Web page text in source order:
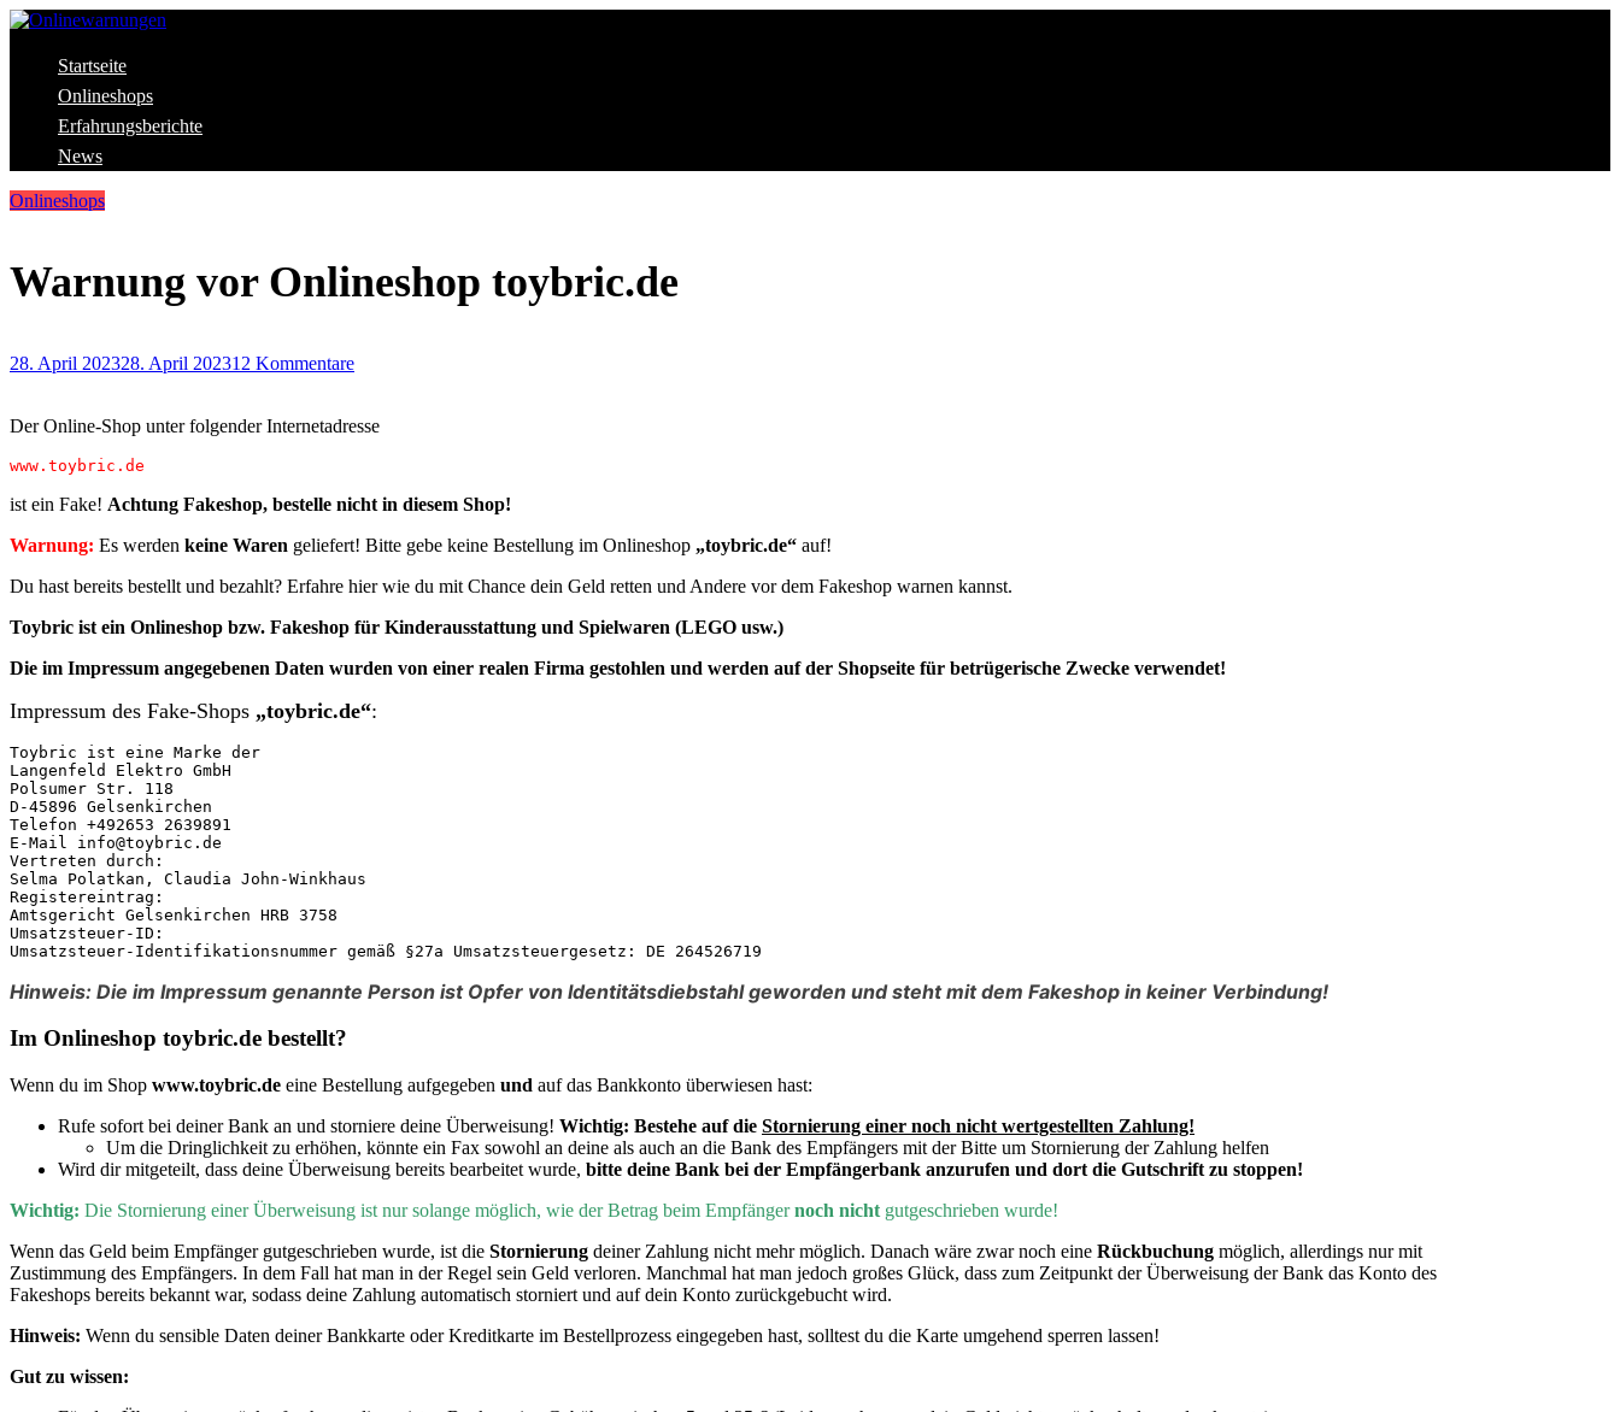
Skip
content
Onlinewarnungen
Aktuelle Warnungen vor Gefahren im Internet
Startseite
Onlineshops
Erfahrungsberichte
News
Onlineshops
Warnung vor Onlineshop toybric.de
28. April 202328. April 202312 Kommentare
Der Online-Shop unter folgender Internetadresse
www.toybric.de
ist ein Fake! Achtung Fakeshop, bestelle nicht in diesem Shop!
Warnung: Es werden keine Waren geliefert! Bitte gebe keine Bestellung im Onlineshop „toybric.de“ auf!
Du hast bereits bestellt und bezahlt? Erfahre hier wie du mit Chance dein Geld retten und Andere vor dem Fakeshop warnen kannst.
Toybric ist ein Onlineshop bzw. Fakeshop für Kinderausstattung und Spielwaren (LEGO usw.)
Die im Impressum angegebenen Daten wurden von einer realen Firma gestohlen und werden auf der Shopseite für betrügerische Zwecke verwendet!
Impressum des Fake-Shops „toybric.de“:
Toybric ist eine Marke der
Langenfeld Elektro GmbH
Polsumer Str. 118
D-45896 Gelsenkirchen
Telefon +492653 2639891
E-Mail info@toybric.de
Vertreten durch:
Selma Polatkan, Claudia John-Winkhaus
Registereintrag:
Amtsgericht Gelsenkirchen HRB 3758
Umsatzsteuer-ID:
Umsatzsteuer-Identifikationsnummer gemäß §27a Umsatzsteuergesetz: DE 264526719
Hinweis: Die im Impressum genannte Person ist Opfer von Identitätsdiebstahl geworden und steht mit dem Fakeshop in keiner Verbindung!
Im Onlineshop toybric.de bestellt?
Wenn du im Shop www.toybric.de eine Bestellung aufgegeben und auf das Bankkonto überwiesen hast:
Rufe sofort bei deiner Bank an und storniere deine Überweisung! Wichtig: Bestehe auf die Stornierung einer noch nicht wertgestellten Zahlung!
Um die Dringlichkeit zu erhöhen, könnte ein Fax sowohl an deine als auch an die Bank des Empfängers mit der Bitte um Stornierung der Zahlung helfen
Wird dir mitgeteilt, dass deine Überweisung bereits bearbeitet wurde, bitte deine Bank bei der Empfängerbank anzurufen und dort die Gutschrift zu stoppen!
Wichtig: Die Stornierung einer Überweisung ist nur solange möglich, wie der Betrag beim Empfängernoch nicht gutgeschrieben wurde!
Wenn das Geld beim Empfänger gutgeschrieben wurde, ist die Stornierung deiner Zahlung nicht mehr möglich. Danach wäre zwar noch eine Rückbuchung möglich, allerdings nur mit
Zustimmung des Empfängers. In dem Fall hat man in der Regel sein Geld verloren. Manchmal hat man jedoch großes Glück, dass zum Zeitpunkt der Überweisung der Bank das Konto des
Fakeshops bereits bekannt war, sodass deine Zahlung automatisch storniert und auf dein Konto zurückgebucht wird.
Hinweis: Wenn du sensible Daten deiner Bankkarte oder Kreditkarte im Bestellprozess eingegeben hast, solltest du die Karte umgehend sperren lassen!
Gut zu wissen: